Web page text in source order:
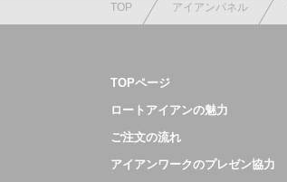
TOP アイアンパネル
TOPページ
ロートアイアンの魅力
ご注文の流れ
アイアンワークのプレゼン協力